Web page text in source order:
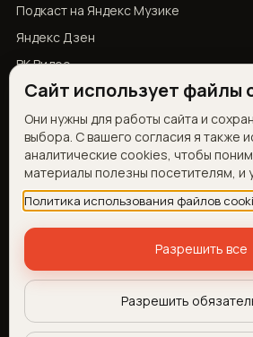
Подкаст на Яндекс Музике
Яндекс Дзен
ВК Видео
YouTube
КОНТАКТЫ
Telegram
Запросить демо
© 2026 MCP Panel · ИП Черемисина
Оферта
ПДн·Настройки cookies
Сайт использует файлы
Они нужны для работы сайта и
выбора. С вашего согласия я также
аналитические cookies, чтобы
материалы полезны посетителям, и
Политика использования файлов
Разрешить все
Разрешить